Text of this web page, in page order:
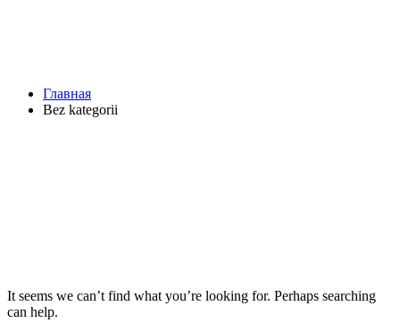
Главная
Bez kategorii
It seems we can’t find what you’re looking for. Perhaps searching
can help.